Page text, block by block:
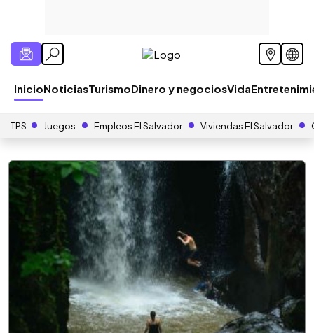
InicioNoticiasTurismoDinero y negociosVida
TPS Juegos Empleos El Salvador Viviendas El Salvador